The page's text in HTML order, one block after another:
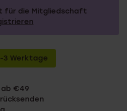
für die Mitgliedschaft
Werktage
ab €49